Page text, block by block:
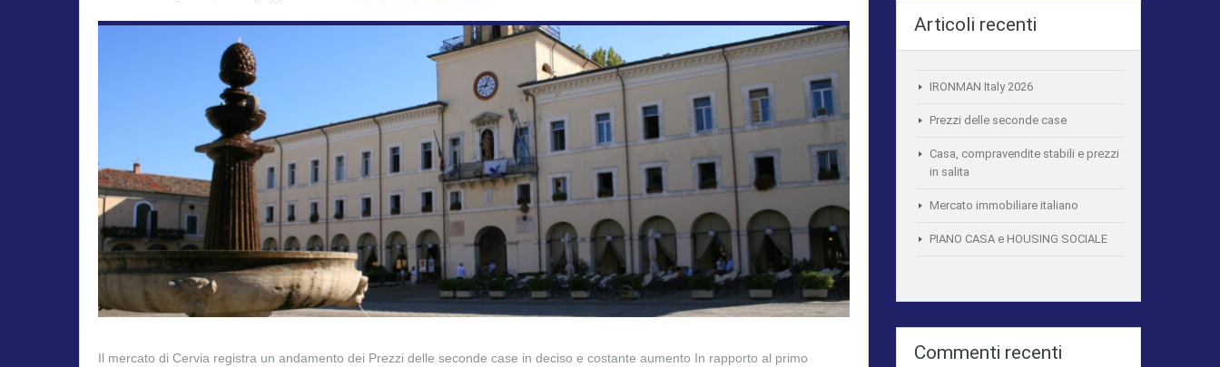
Il mercato di Cervia registra un andamento dei Prezzi delle seconde case in deciso e costante aumento In rapporto al primo
Articoli recenti
IRONMAN Italy 2026
Prezzi delle seconde case
Casa, compravendite stabili e prezzi
in salita
Mercato immobiliare italiano
PIANO CASA e HOUSING SOCIALE
Commenti recenti